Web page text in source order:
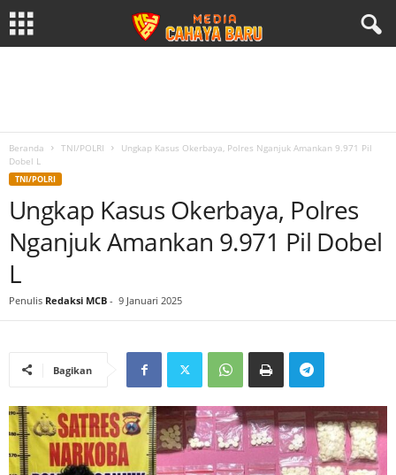
Beranda TNI/POLRI
Ungkap Kasus Okerbaya, Polres Nganjuk Amankan 9.971 Pil
Dobel L
TNI/POLRI
Ungkap Kasus Okerbaya, Polres
Nganjuk Amankan 9.971 Pil Dobel
L
Penulis Redaksi MCB - 9 Januari 2025
Bagikan